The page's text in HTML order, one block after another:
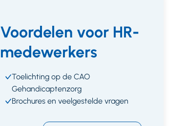
Voordelen voor HR-
medewerkers
Toelichting op de CAO
Gehandicaptenzorg
Brochures en veelgestelde vragen